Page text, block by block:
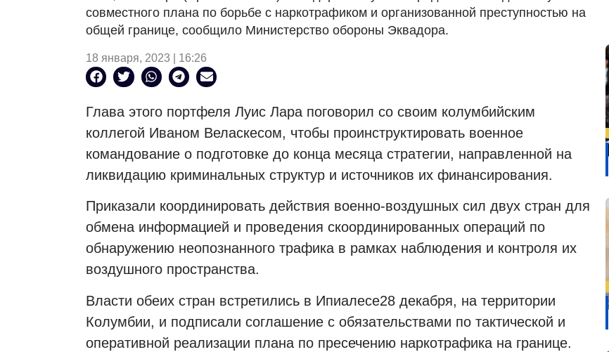
совместного плана по борьбе с наркотрафиком и организованной преступностью на
общей границе, сообщило Министерство обороны Эквадора.
18 января, 2023 | 16:26
Глава этого портфеля Луис Лара поговорил со своим колумбийским
коллегой Иваном Веласкесом, чтобы проинструктировать военное
командование о подготовке до конца месяца стратегии, направленной на
ликвидацию криминальных структур и источников их финансирования.
Приказали координировать действия военно-воздушных сил двух стран для
обмена информацией и проведения скоординированных операций по
обнаружению неопознанного трафика в рамках наблюдения и контроля их
воздушного пространства.
Власти обеих стран встретились в Ипиалесе28 декабря, на территории
Колумбии, и подписали соглашение с обязательствами по тактической и
оперативной реализации плана по пресечению наркотрафика на границе.